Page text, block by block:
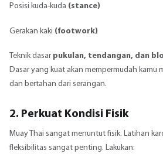
Posisi kuda-kuda (stance)
Gerakan kaki (footwork)
Teknik dasarpukulan, tendangan, dan
Dasar yang kuat akan mempermudah kamu
dan bertahan dari serangan.
2. Perkuat Kondisi Fisik
Muay Thai sangat menuntut fisik. Latihan
fleksibilitas sangat penting. Lakukan: